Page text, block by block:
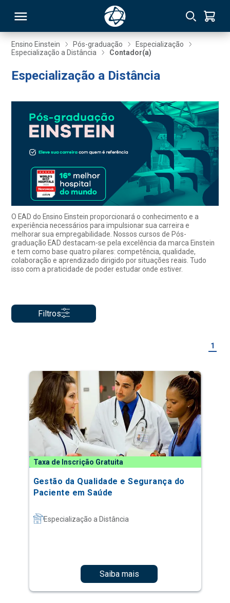
Ensino Einstein Pós-graduação
Especialização
Especialização a Distância
Contador(a)
Especialização a Distância
O EAD do Ensino Einstein proporcionará o conhecimento e a
experiência necessários para impulsionar sua carreira e
melhorar sua empregabilidade. Nossos cursos de Pós-
graduação EAD destacam-se pela excelência da marca Einstein
e tem como base quatro pilares: competência, qualidade,
colaboração e aprendizado dirigido por situações reais. Tudo
isso com a praticidade de poder estudar onde estiver.
Filtros
1
Taxa de Inscrição Gratuita
Gestão da Qualidade e Segurança do
Paciente em Saúde
Especialização a Distância
Saiba mais